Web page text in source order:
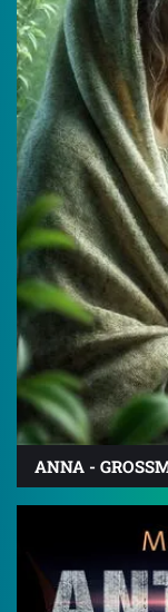
ANNA -